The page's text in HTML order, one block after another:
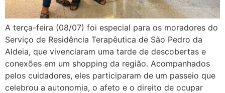
A terça-feira (08/07) foi especial para os moradores do
Serviço de Residência Terapêutica de São Pedro da
Aldeia, que vivenciaram uma tarde de descobertas e
conexões em um shopping da região. Acompanhados
pelos cuidadores, eles participaram de um passeio que
celebrou a autonomia, o afeto e o direito de ocupar